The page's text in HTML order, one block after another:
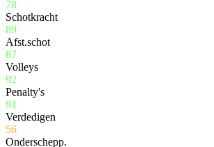
78
Schotkracht
89
Afst.schot
87
Volleys
92
Penalty's
91
Verdedigen
56
Onderschepp.